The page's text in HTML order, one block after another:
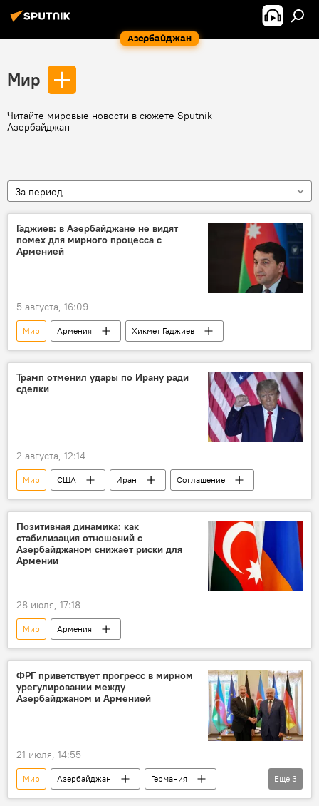
Азербайджан
Мир
Читайте мировые новости в сюжете Sputnik
Азербайджан
За период
Гаджиев: в Азербайджане не видят
помех для мирного процесса с
Арменией
5 августа, 16:09
Мир Армения Хикмет Гаджиев
Трамп отменил удары по Ирану ради
сделки
2 августа, 12:14
Мир США Иран Соглашение
Позитивная динамика: как
стабилизация отношений с
Азербайджаном снижает риски для
Армении
28 июля, 17:18
Мир Армения
ФРГ приветствует прогресс в мирном
урегулировании между
Азербайджаном и Арменией
21 июля, 14:55
Мир Азербайджан
Германия
Ильхам Алиев
Визит Армения
Еще 3